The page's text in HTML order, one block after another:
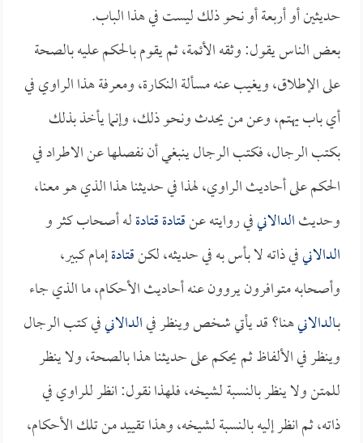
حديثين أو أربعة أو نحو ذلك ليست في هذا الباب.
بعض الناس يقول: وثقه الأئمة، ثم يقوم بالحكم عليه بالصحة
على الإطلاق، ويغيب عنه مسألة النكارة، ومعرفة هذا الراوي في
أي باب يهتم، وعن من يحدث ونحو ذلك، وإنما يأخذ بذلك
بكتب الرجال، فكتب الرجال ينبغي أن نفصلها عن الاطراد في
الحكم على أحاديث الراوي، لهذا في حديثنا هذا الذي هو معنا،
وحديثالدالانيفي روايته عنقتادةقتادةله أصحاب كثر و
الدالانيفي ذاته لا بأس به في حديثه، لكنقتادةإمام كبير،
وأصحابه متوافرون يروون عنه أحاديث الأحكام، ما الذي جاء
بـالدالانيهنا؟ قد يأتي شخص وينظر فيالدالانيفي كتب الرجال
وينظر في الألفاظ ثم يحكم على حديثنا هذا بالصحة، ولا ينظر
للمتن ولا ينظر بالنسبة لشيخه، فلهذا نقول: انظر للراوي في
ذاته، ثم انظر إليه بالنسبة لشيخه، وهذا تقييد من تلك الأحكام،